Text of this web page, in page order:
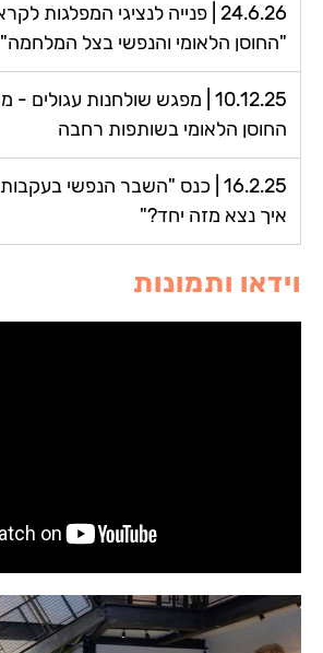
24.6.26 | פנייה לנציגי המפלגות
"החוסן הלאומי והנפשי בצל המלחמה"
10.12.25 | מפגש שולחנות
החוסן הלאומי בשותפות רחבה
16.2.25 | כנס "השבר הנפשי
איך נצא מזה יחד?"
וידאו ותמונות